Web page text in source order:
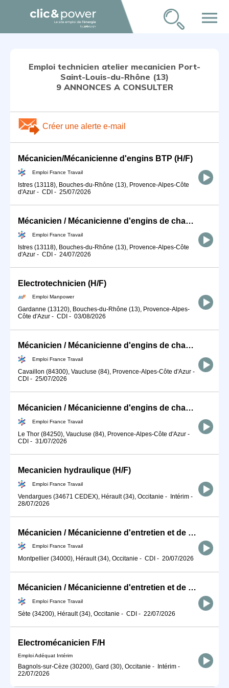
menu
Emploi technicien atelier mecanicien Port-
Saint-Louis-du-Rhône (13)
9 ANNONCES A CONSULTER
Créer une alerte e-mail
Mécanicien/Mécanicienne d'engins BTP (H/F)
Emploi France Travail
Istres (13118), Bouches-du-Rhône (13), Provence-Alpes-Côte
d'Azur - CDI - 25/07/2026
Mécanicien / Mécanicienne d'engins de chantier et de travaux publ (H/F)
Emploi France Travail
Istres (13118), Bouches-du-Rhône (13), Provence-Alpes-Côte
d'Azur - CDI - 24/07/2026
Electrotechnicien (H/F)
Emploi Manpower
Gardanne (13120), Bouches-du-Rhône (13), Provence-Alpes-
Côte d'Azur - CDI - 03/08/2026
Mécanicien / Mécanicienne d'engins de chantier et de travaux publ (H/F)
Emploi France Travail
Cavaillon (84300), Vaucluse (84), Provence-Alpes-Côte d'Azur -
CDI - 25/07/2026
Mécanicien / Mécanicienne d'engins de chantier et de travaux publ (H/F)
Emploi France Travail
Le Thor (84250), Vaucluse (84), Provence-Alpes-Côte d'Azur -
CDI - 31/07/2026
Mecanicien hydraulique (H/F)
Emploi France Travail
Vendargues (34671 CEDEX), Hérault (34), Occitanie - Intérim -
28/07/2026
Mécanicien / Mécanicienne d'entretien et de maintenance d'engins (H/F)
Emploi France Travail
Montpellier (34000), Hérault (34), Occitanie - CDI - 20/07/2026
Mécanicien / Mécanicienne d'entretien et de maintenance d'engins (H/F)
Emploi France Travail
Sète (34200), Hérault (34), Occitanie - CDI - 22/07/2026
Electromécanicien F/H
Emploi Adéquat Intérim
Bagnols-sur-Cèze (30200), Gard (30), Occitanie - Intérim -
22/07/2026